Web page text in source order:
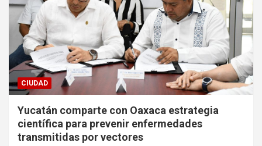
CIUDAD
Yucatán comparte con Oaxaca estrategia
científica para prevenir enfermedades
transmitidas por vectores